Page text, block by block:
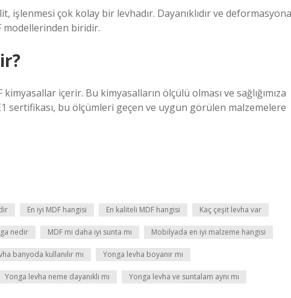
işlenmesi çok kolay bir levhadır. Dayanıklıdır ve deformasyona
modellerinden biridir.
içerir. Bu kimyasalların ölçülü olması ve sağlığımıza
sertifikası, bu ölçümleri geçen ve uygun görülen malzemelere
En iyi MDF hangisi En kaliteli MDF hangisi Kaç çeşit levha var
nedir MDF mi daha iyi sunta mı Mobilyada en iyi malzeme hangisi
banyoda kullanılır mı Yonga levha boyanır mı
Yonga levha neme dayanıklı mı Yonga levha ve suntalam aynı mı